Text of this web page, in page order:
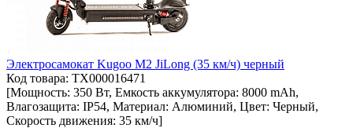
Электросамокат Kugoo M2 JiLong (35 км/ч) черный
Код товара: ТХ000016471
[Мощность: 350 Вт, Емкость аккумулятора: 8000 mAh,
Влагозащита: IP54, Материал: Алюминий, Цвет: Черный,
Скорость движения: 35 км/ч]